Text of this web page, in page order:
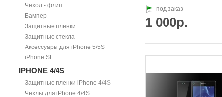
Чехол - флип
Бампер
Защитные пленки
Защитные стекла
Аксессуары для iPhone 5/5S
iPhone SE
IPHONE 4/4S
Защитные пленки iPhone 4/4S
Чехлы для iPhone 4/4S
под заказ
1 000р.